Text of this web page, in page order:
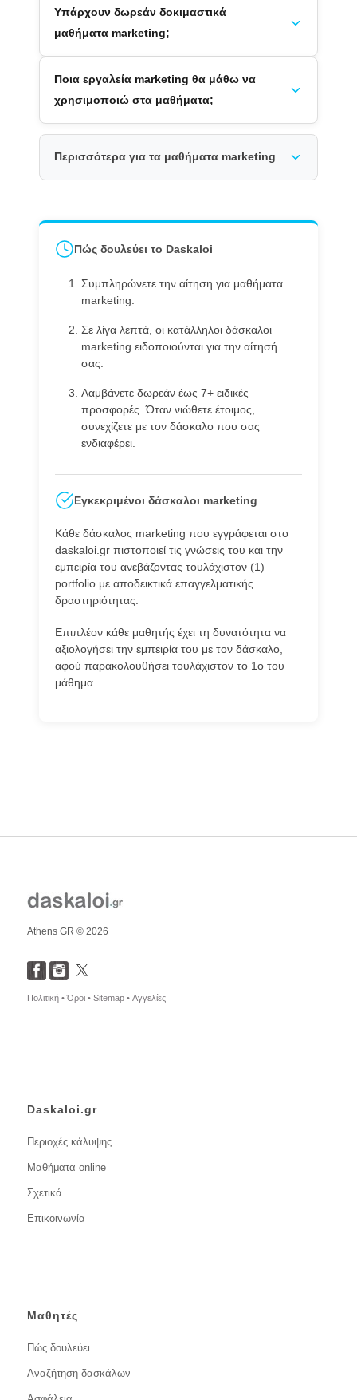
Υπάρχουν δωρεάν δοκιμαστικά
μαθήματα marketing;
Ποια εργαλεία marketing θα μάθω να
χρησιμοποιώ στα μαθήματα;
Περισσότερα για τα μαθήματα marketing
Πώς δουλεύει το Daskaloi
Συμπληρώνετε την αίτηση για μαθήματα
marketing.
Σε λίγα λεπτά, οι κατάλληλοι δάσκαλοι
marketing ειδοποιούνται για την αίτησή
σας.
Λαμβάνετε δωρεάν έως 7+ ειδικές
προσφορές. Όταν νιώθετε έτοιμος,
συνεχίζετε με τον δάσκαλο που σας
ενδιαφέρει.
Εγκεκριμένοι δάσκαλοι marketing
Κάθε δάσκαλος marketing που εγγράφεται στο
daskaloi.gr πιστοποιεί τις γνώσεις του και την
εμπειρία του ανεβάζοντας τουλάχιστον (1)
portfolio με αποδεικτικά επαγγελματικής
δραστηριότητας.
Επιπλέον κάθε μαθητής έχει τη δυνατότητα να
αξιολογήσει την εμπειρία του με τον δάσκαλο,
αφού παρακολουθήσει τουλάχιστον το 1ο του
μάθημα.
Athens GR © 2026
Πολιτική •Όροι • Sitemap • Αγγελίες
Daskaloi.gr
Περιοχές κάλυψης
Μαθήματα online
Σχετικά
Επικοινωνία
Μαθητές
Πώς δουλεύει
Αναζήτηση δασκάλων